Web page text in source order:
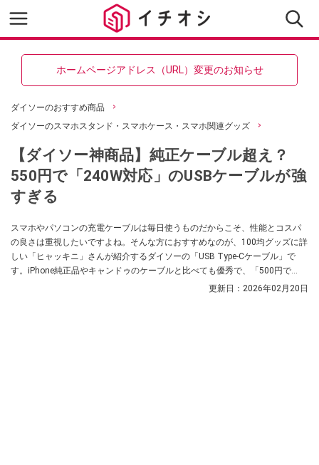
ホームページアドレス（URL）変更のお知らせ
ダイソーのおすすめ商品
ダイソーのスマホスタンド・スマホケース・スマホ関連グッズ
【ダイソー神商品】純正ケーブル超え？
550円で「240W対応」のUSBケーブルが強
すぎる
スマホやパソコンの充電ケーブルは毎日使うものだからこそ、性能とコスパ
の良さは重視したいですよね。そんな方におすすめなのが、100均グッズに詳
しい「ヒャッキニ」さんが紹介するダイソーの「USB Type-Cケーブル」で
す。iPhone純正品やキャンドゥのケーブルと比べても優秀で、「500円で
240W対応、転送も速い」と高く評価されています。高出力・高速転送対応の
更新日： 2026年02月20日